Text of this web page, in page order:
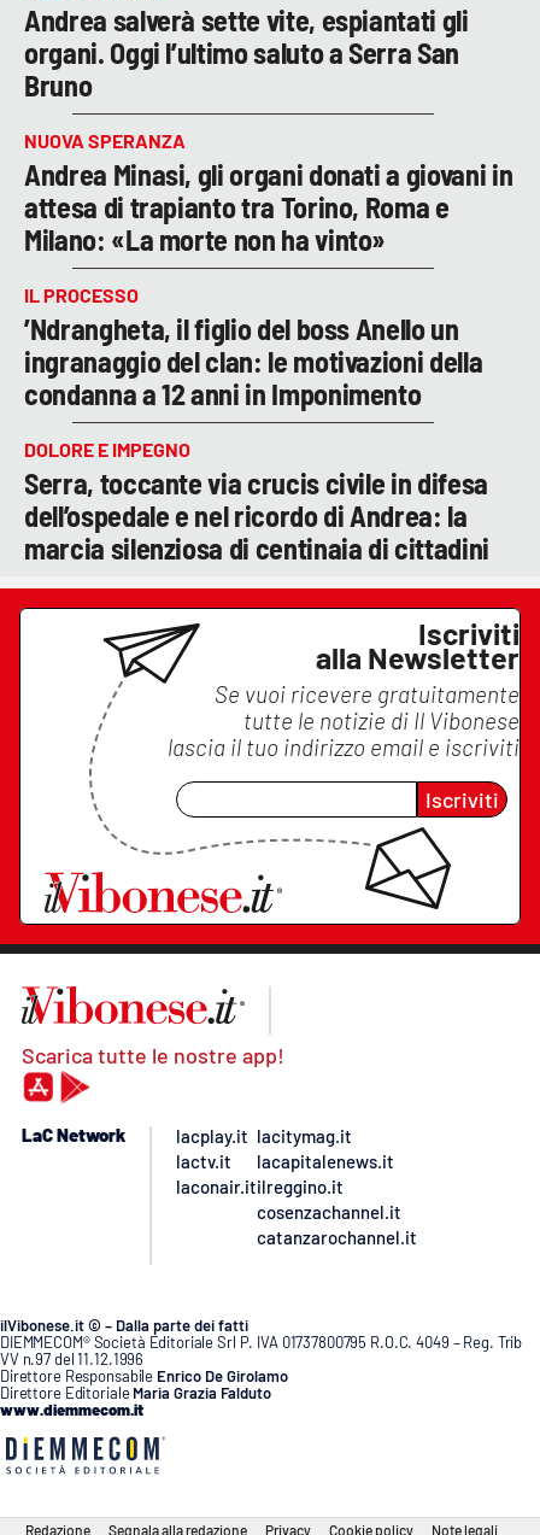
Andrea salverà sette vite, espiantati gli
organi. Oggi l’ultimo saluto a Serra San
Bruno
NUOVA SPERANZA
Andrea Minasi, gli organi donati a giovani in
attesa di trapianto tra Torino, Roma e
Milano: «La morte non ha vinto»
IL PROCESSO
’Ndrangheta, il figlio del boss Anello un
ingranaggio del clan: le motivazioni della
condanna a 12 anni in Imponimento
DOLORE E IMPEGNO
Serra, toccante via crucis civile in difesa
dell’ospedale e nel ricordo di Andrea: la
marcia silenziosa di centinaia di cittadini
Iscriviti
alla Newsletter
Se vuoi ricevere gratuitamente
tutte le notizie di Il Vibonese
lascia il tuo indirizzo email e iscriviti
Iscriviti
Scarica tutte le nostre app!
LaC Network
lacplay.it
lactv.it
laconair.it
lacitymag.it
lacapitalenews.it
ilreggino.it
cosenzachannel.it
catanzarochannel.it
ilVibonese.it © – Dalla parte dei fatti
DIEMMECOM® Società Editoriale Srl P. IVA 01737800795 R.O.C. 4049 – Reg. Trib
VV n.97 del 11.12.1996
Direttore Responsabile Enrico De Girolamo
Direttore Editoriale Maria Grazia Falduto
www.diemmecom.it
Redazione Segnala alla redazione Privacy Cookie policy Note legali